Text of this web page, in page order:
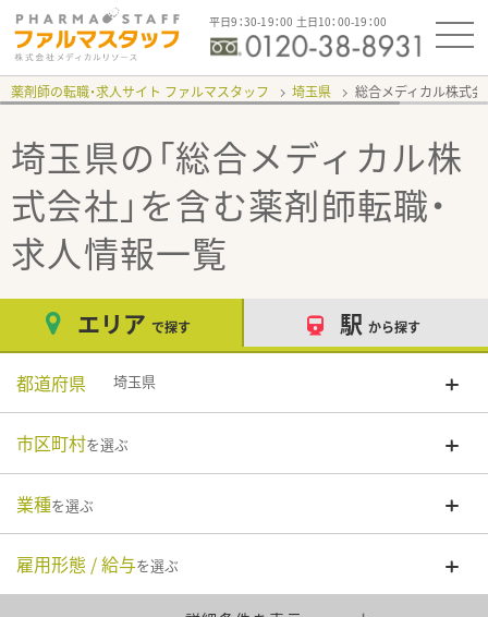
平日9：30-19：00 土日10：00-19：00
薬剤師の転職・求人サイト ファルマスタッフ 埼玉県 総合メディカル株式
埼玉県の「総合メディカル株
式会社」 を含む薬剤師転職・
求人情報一覧
エリア で探す 駅 から探す
都道府県 埼玉県
市区町村を選ぶ
業種を選ぶ
雇用形態 / 給与を選ぶ